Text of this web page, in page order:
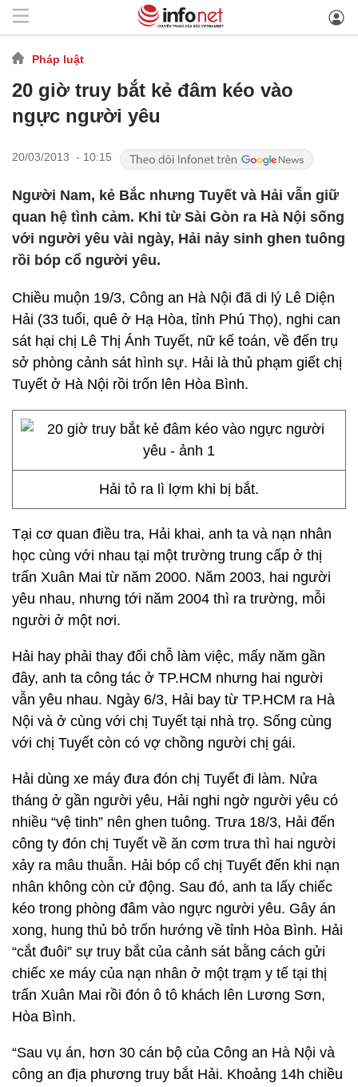
Pháp luật
20 giờ truy bắt kẻ đâm kéo vào
ngực người yêu
20/03/2013 - 10:15
Người Nam, kẻ Bắc nhưng Tuyết và Hải vẫn giữ
quan hệ tình cảm. Khi từ Sài Gòn ra Hà Nội sống
với người yêu vài ngày, Hải nảy sinh ghen tuông
rồi bóp cổ người yêu.
Chiều muộn 19/3, Công an Hà Nội đã di lý Lê Diện
Hải (33 tuổi, quê ở Hạ Hòa, tỉnh Phú Thọ), nghi can
sát hại chị Lê Thị Ánh Tuyết, nữ kế toán, về đến trụ
sở phòng cảnh sát hình sự. Hải là thủ phạm giết chị
Tuyết ở Hà Nội rồi trốn lên Hòa Bình.
Hải tỏ ra lì lợm khi bị bắt.
Tại cơ quan điều tra, Hải khai, anh ta và nạn nhân
học cùng với nhau tại một trường trung cấp ở thị
trấn Xuân Mai từ năm 2000. Năm 2003, hai người
yêu nhau, nhưng tới năm 2004 thì ra trường, mỗi
người ở một nơi.
Hải hay phải thay đổi chỗ làm việc, mấy năm gần
đây, anh ta công tác ở TP.HCM nhưng hai người
vẫn yêu nhau. Ngày 6/3, Hải bay từ TP.HCM ra Hà
Nội và ở cùng với chị Tuyết tại nhà trọ. Sống cùng
với chị Tuyết còn có vợ chồng người chị gái.
Hải dùng xe máy đưa đón chị Tuyết đi làm. Nửa
tháng ở gần người yêu, Hải nghi ngờ người yêu có
nhiều “vệ tinh” nên ghen tuông. Trưa 18/3, Hải đến
công ty đón chị Tuyết về ăn cơm trưa thì hai người
xảy ra mâu thuẫn. Hải bóp cổ chị Tuyết đến khi nạn
nhân không còn cử động. Sau đó, anh ta lấy chiếc
kéo trong phòng đâm vào ngực người yêu. Gây án
xong, hung thủ bỏ trốn hướng về tỉnh Hòa Bình. Hải
“cắt đuôi” sự truy bắt của cảnh sát bằng cách gửi
chiếc xe máy của nạn nhân ở một trạm y tế tại thị
trấn Xuân Mai rồi đón ô tô khách lên Lương Sơn,
Hòa Bình.
“Sau vụ án, hơn 30 cán bộ của Công an Hà Nội và
công an địa phương truy bắt Hải. Khoảng 14h chiều